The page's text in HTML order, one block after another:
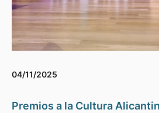
04/11/2025
Premios a la Cultura